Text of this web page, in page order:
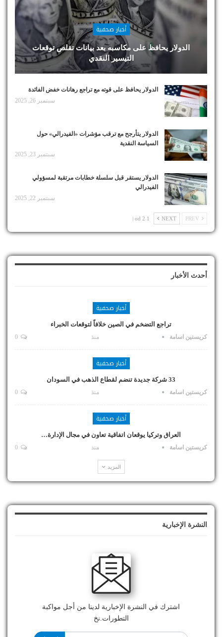
أخبار صحفية
الدولار يحافظ على مكاسبه بعد بيانات تقلص توقعات
التيسير النقدي
الدولار يحافظ على قوته مع تراجع رهانات خفض الفائدة
سبتمبر 26, 2025
الدولار يتأرجح مع ترقب مؤشرات «الفيدرالي» حول
السياسة النقدية
سبتمبر 23, 2025
الدولار يستقر قبل سلسلة خطابات مرتقبة لمسؤولي
الفيدرالي
سبتمبر 22, 2025
NEXT
1 od 2 |
أحدث الأخبار
أخبار صحفية
تراجع التضخم في الصين خلافاً لتوقعات الخبراء
كريستين اسامة منذ
أخبار صحفية
33 شركة جديدة تنضم لقطاع الذهب في السودان
كريستين اسامة منذ
أخبار صحفية
العراق وتركيا يوقعان اتفاقية تعاون في مجال الإدارة…
كريستين اسامة منذ
المزيد
النشرة الإخبارية
اشترك في النشرة الإخبارية لدينا من أجل مواكبة
التطورات.نخ